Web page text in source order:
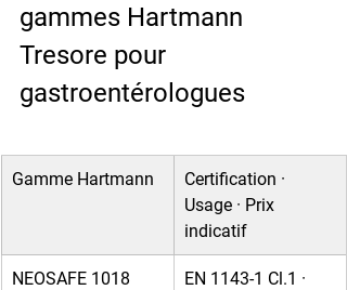
gammes Hartmann
Tresore pour
gastroentérologues
Gamme Hartmann
Certification ·
Usage · Prix
indicatif
NEOSAFE 1018
EN 1143-1 Cl.1 ·